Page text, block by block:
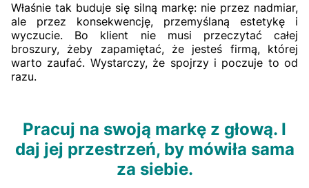
Właśnie tak buduje się silną markę: nie przez nadmiar,
ale przez konsekwencję, przemyślaną estetykę i
wyczucie. Bo klient nie musi przeczytać całej
broszury, żeby zapamiętać, że jesteś firmą, której
warto zaufać. Wystarczy, że spojrzy i poczuje to od
razu.
Pracuj na swoją markę z głową. I
daj jej przestrzeń, by mówiła sama
za siebie.